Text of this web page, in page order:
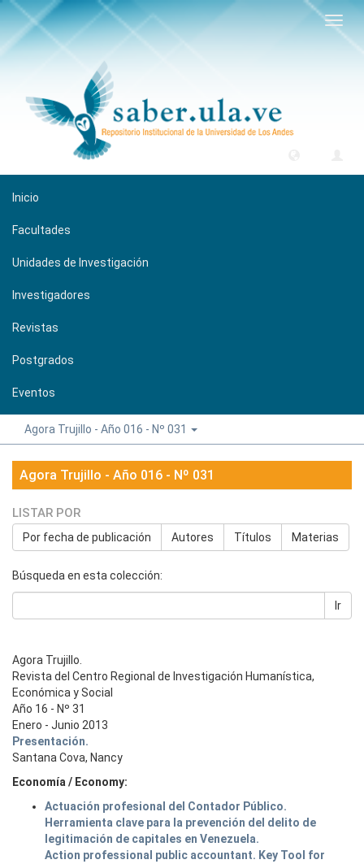
Inicio
Facultades
Unidades de Investigación
Investigadores
Revistas
Postgrados
Eventos
Agora Trujillo - Año 016 - Nº 031
Agora Trujillo - Año 016 - Nº 031
LISTAR POR
Por fecha de publicación Autores Títulos Materias
Búsqueda en esta colección:
Ir
Agora Trujillo.
Revista del Centro Regional de Investigación Humanística,
Económica y Social
Año 16 - Nº 31
Enero - Junio 2013
Presentación.
Santana Cova, Nancy
Economía / Economy:
Actuación profesional del Contador Público.
Herramienta clave para la prevención del delito de
legitimación de capitales en Venezuela.
Action professional public accountant. Key Tool for